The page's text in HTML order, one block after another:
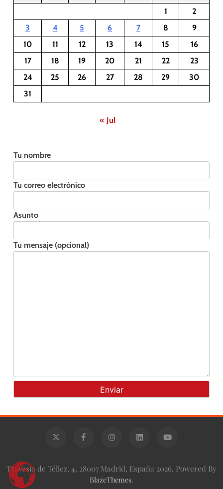
1
2
3
4 5 6 7 8
9
10
11 12 13 14 15
16
17
18 19 20 21 22
23
24
25 26 27 28 29
30
31
« Jul
Tu nombre
Tu correo electrónico
Asunto
Tu mensaje (opcional)
Travesía de Téllez, 4, 28007 Madrid, España 2026. Powered By
BlazeThemes.